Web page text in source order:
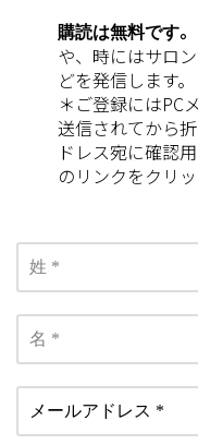
購読は無料です。
や、時にはサロ
どを発信します。
＊ご登録にはPC
送信されてから
ドレス宛に確認
のリンクをクリ